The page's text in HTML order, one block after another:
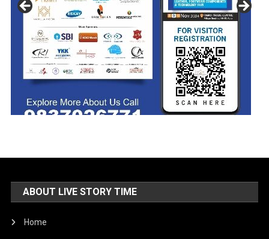
ABOUT LIVE STORY TIME
Home